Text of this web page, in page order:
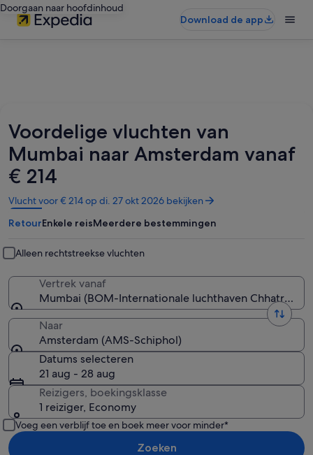
Doorgaan naar hoofdinhoud
Download de app
Voordelige vluchten van
Mumbai naar Amsterdam vanaf
€ 214
Vlucht voor € 214 op di. 27 okt 2026 bekijken
Opent
in
een
venster
RetourEnkele reisMeerdere bestemmingen
Alleen rechtstreekse vluchten
Vertrek vanaf
Mumbai (BOM-Internationale luchthaven Chhatrapati
Naar
Amsterdam (AMS-Schiphol)
Datums selecteren
21 aug - 28 aug
Reizigers, boekingsklasse
1 reiziger, Economy
Voeg een verblijf toe en boek meer voor minder*
Zoeken